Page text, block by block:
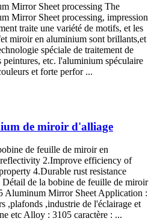
Mirror Sheet processing The
Mirror Sheet processing, impression
traite une variété de motifs, et les
miroir en aluminium sont brillants,et
spéciale de traitement de
peintures, etc. l'aluminium spéculaire
et forte perfor ...
de miroir d'alliage
de feuille de miroir en
2.Improve efficiency of
4.Durable rust resistance
Détail de la bobine de feuille de miroir
Aluminum Mirror Sheet Application :
,plafonds ,industrie de l'éclairage et
etc Alloy : 3105 caractère : ...